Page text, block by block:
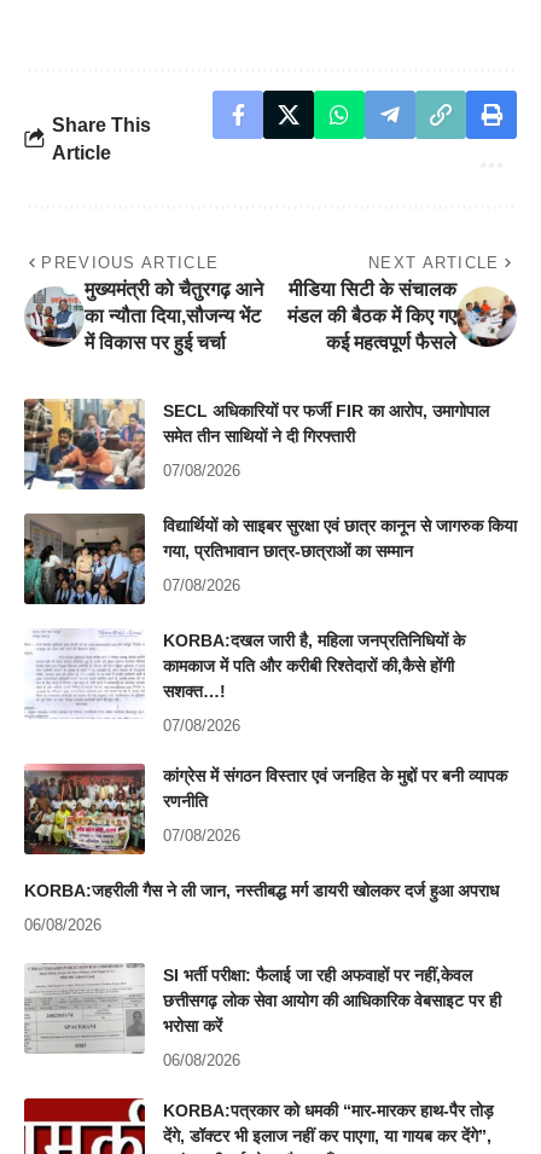
Share This
Article
PREVIOUS ARTICLE
मुख्यमंत्री को चैतुरगढ़ आने
का न्यौता दिया,सौजन्य भेंट
में विकास पर हुई चर्चा
NEXT ARTICLE
मीडिया सिटी के संचालक
मंडल की बैठक में किए गए
कई महत्वपूर्ण फैसले
SECL अधिकारियों पर फर्जी FIR का आरोप, उमागोपाल
समेत तीन साथियों ने दी गिरफ्तारी
07/08/2026
विद्यार्थियों को साइबर सुरक्षा एवं छात्र कानून से जागरुक किया
गया, प्रतिभावान छात्र-छात्राओं का सम्मान
07/08/2026
KORBA:दखल जारी है, महिला जनप्रतिनिधियों के
कामकाज में पति और करीबी रिश्तेदारों की,कैसे होंगी
सशक्त…!
07/08/2026
कांग्रेस में संगठन विस्तार एवं जनहित के मुद्दों पर बनी व्यापक
रणनीति
07/08/2026
KORBA:जहरीली गैस ने ली जान, नस्तीबद्ध मर्ग डायरी खोलकर दर्ज हुआ अपराध
06/08/2026
SI भर्ती परीक्षा: फैलाई जा रही अफवाहों पर नहीं,केवल
छत्तीसगढ़ लोक सेवा आयोग की आधिकारिक वेबसाइट पर ही
भरोसा करें
06/08/2026
KORBA:पत्रकार को धमकी “मार-मारकर हाथ-पैर तोड़
देंगे, डॉक्टर भी इलाज नहीं कर पाएगा, या गायब कर देंगे”,